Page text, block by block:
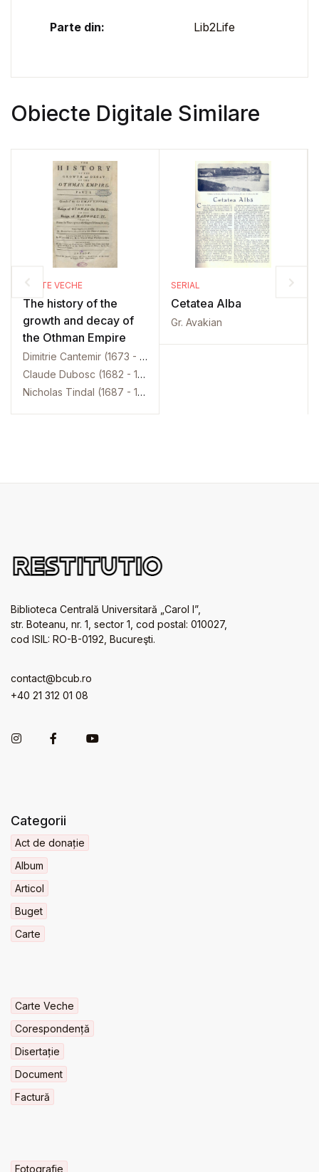
Parte din: Lib2Life
Obiecte Digitale Similare
CARTE VECHE
The history of the
growth and decay of
the Othman Empire
Dimitrie Cantemir (1673 - 1723)
Claude Dubosc (1682 - 1745)
Nicholas Tindal (1687 - 1774)
SERIAL
Cetatea Alba
Gr. Avakian
Biblioteca Centrală Universitară „Carol I”,
str. Boteanu, nr. 1, sector 1, cod postal: 010027,
cod ISIL: RO-B-0192, Bucureşti.
contact@bcub.ro
+40 21 312 01 08
Categorii
Act de donație
Album
Articol
Buget
Carte
Carte Veche
Corespondență
Disertație
Document
Factură
Fotografie